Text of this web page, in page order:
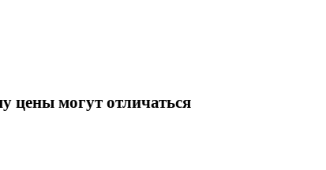
цены могут отличаться